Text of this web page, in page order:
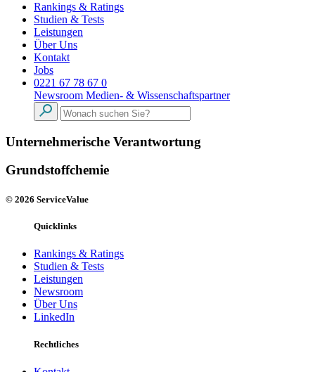
Rankings & Ratings
Studien & Tests
Leistungen
Über Uns
Kontakt
Jobs
0221 67 78 67 0
Newsroom Medien- & Wissenschaftspartner
Unternehmerische Verantwortung
Grundstoffchemie
© 2026 ServiceValue
Quicklinks
Rankings & Ratings
Studien & Tests
Leistungen
Newsroom
Über Uns
LinkedIn
Rechtliches